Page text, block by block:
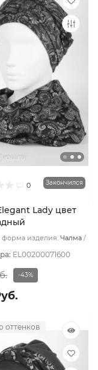
0 Закончился
Lady цвет
изделия: Чалма
EL00200071600
-43%
оттенков